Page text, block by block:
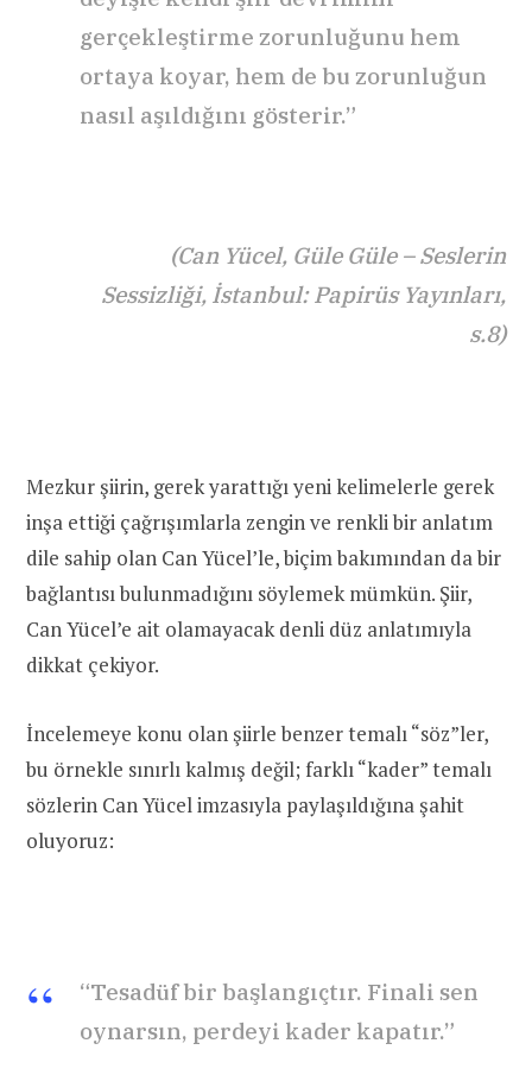
gerçekleştirme zorunluğunu hem
ortaya koyar, hem de bu zorunluğun
nasıl aşıldığını gösterir.”
(Can Yücel, Güle Güle – Seslerin
Sessizliği, İstanbul: Papirüs Yayınları,
s.8)
Mezkur şiirin, gerek yarattığı yeni kelimelerle gerek
inşa ettiği çağrışımlarla zengin ve renkli bir anlatım
dile sahip olan Can Yücel’le, biçim bakımından da bir
bağlantısı bulunmadığını söylemek mümkün. Şiir,
Can Yücel’e ait olamayacak denli düz anlatımıyla
dikkat çekiyor.
İncelemeye konu olan şiirle benzer temalı “söz”ler,
bu örnekle sınırlı kalmış değil; farklı “kader” temalı
sözlerin Can Yücel imzasıyla paylaşıldığına şahit
oluyoruz:
“Tesadüf bir başlangıçtır. Finali sen
oynarsın, perdeyi kader kapatır.”